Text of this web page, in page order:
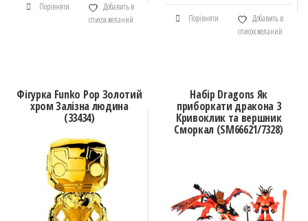
Порівняти
Добавить в
список желаний
Порівняти
Добавить в
список желаний
Фігурка Funko Pop Золотий
хром Залізна людина
(33434)
Набір Dragons Як
приборкати дракона 3
Кривоклик та вершник
Сморкал (SM66621/7328)